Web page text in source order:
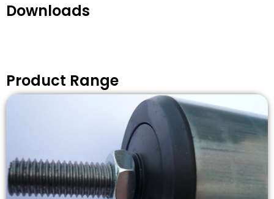
Downloads
Product Range